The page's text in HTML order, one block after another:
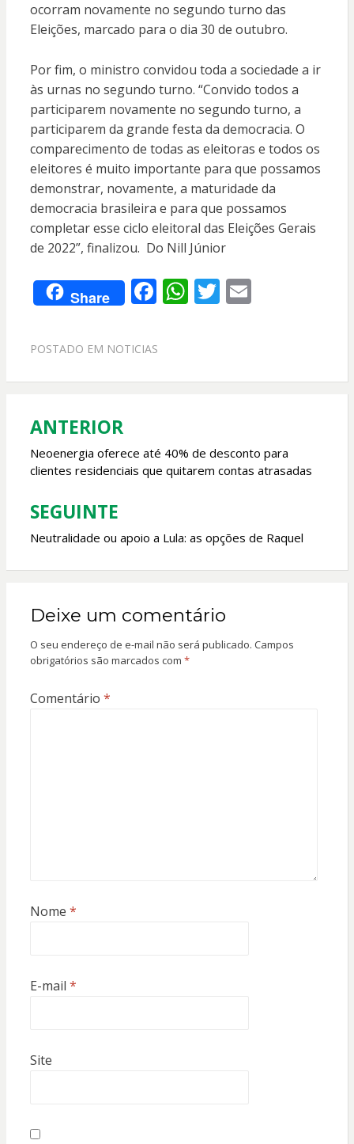
ocorram novamente no segundo turno das
Eleições, marcado para o dia 30 de outubro.
Por fim, o ministro convidou toda a sociedade a ir
às urnas no segundo turno. “Convido todos a
participarem novamente no segundo turno, a
participarem da grande festa da democracia. O
comparecimento de todas as eleitoras e todos os
eleitores é muito importante para que possamos
demonstrar, novamente, a maturidade da
democracia brasileira e para que possamos
completar esse ciclo eleitoral das Eleições Gerais
de 2022”, finalizou. Do Nill Júnior
Share F
e
o
k
W
A
p
T E
POSTADO EM NOTICIAS
Navegação
de
Post
ANTERIOR
Neoenergia oferece até 40% de desconto para
clientes residenciais que quitarem contas atrasadas
SEGUINTE
Neutralidade ou apoio a Lula: as opções de Raquel
Deixe um comentário
O seu endereço de e-mail não será publicado. Campos
obrigatórios são marcados com *
Comentário *
Nome *
E-mail *
Site